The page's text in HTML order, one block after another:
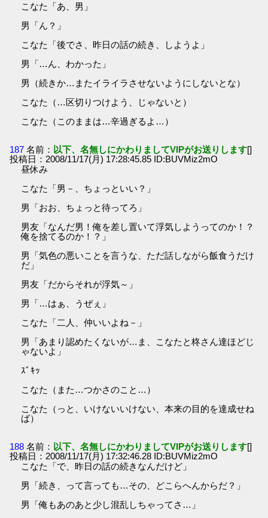
こなた「あ、男」
男「ん？」
こなた「後でさ、昨日の話の続き、しようよ」
男「…ん、わかった」
男（続きか…またイライラさせないようにしないとな）
こなた（…区切りつけよう、じゃないと）
こなた（このままは…辛過ぎるよ…）
187 名前： 以下、名無しにかわりましてVIPがお送りします[]
投稿日：2008/11/17(月) 17:28:45.85 ID:BUVMiz2mO
昼休み
こなた「男－、ちょっといい？」
男「おお、ちょっと待ってろ」
男友「なんだ男！俺を差し置いて浮気しようってのか！？
俺を捨てるのか！？」
男「気色の悪いことを言うな、ただ話しながら飯食うだけ
だ」
男友「だからそれが浮気～」
男「…はぁ、うぜぇ」
こなた「二人、仲いいよね－」
男「あまり認めたくないが…ま、こなたと柊さん達ほどじ
ゃないよ」
ｽﾞｷｯ
こなた（また…つかさのこと…）
こなた（っと、いけないいけない、本来の目的を達成せね
ば）
188 名前： 以下、名無しにかわりましてVIPがお送りします[]
投稿日：2008/11/17(月) 17:32:46.28 ID:BUVMiz2mO
こなた「で、昨日の話の続きなんだけど」
男「続き、って言っても…その、どこらへんからだ？」
男「俺もあのあと少し混乱しちゃってさ…」